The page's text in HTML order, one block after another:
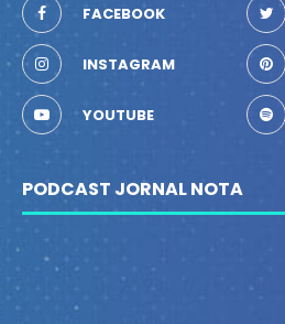
FACEBOOK
INSTAGRAM
YOUTUBE
PODCAST JORNAL NOTA